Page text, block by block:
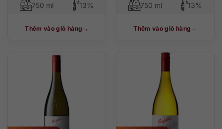
750 ml 13%
Thêm vào giỏ hàng
750 ml 13%
Thêm vào giỏ hàng